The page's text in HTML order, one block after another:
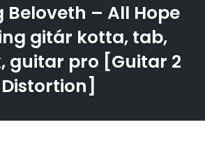
Beloveth – All Hope
gitár kotta, tab,
guitar pro [Guitar 2
Distortion]